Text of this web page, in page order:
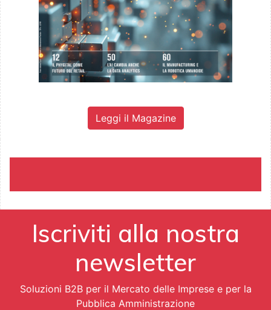
Leggi il Magazine
Iscriviti alla nostra
newsletter
Soluzioni B2B per il Mercato delle Imprese e per la
Pubblica Amministrazione